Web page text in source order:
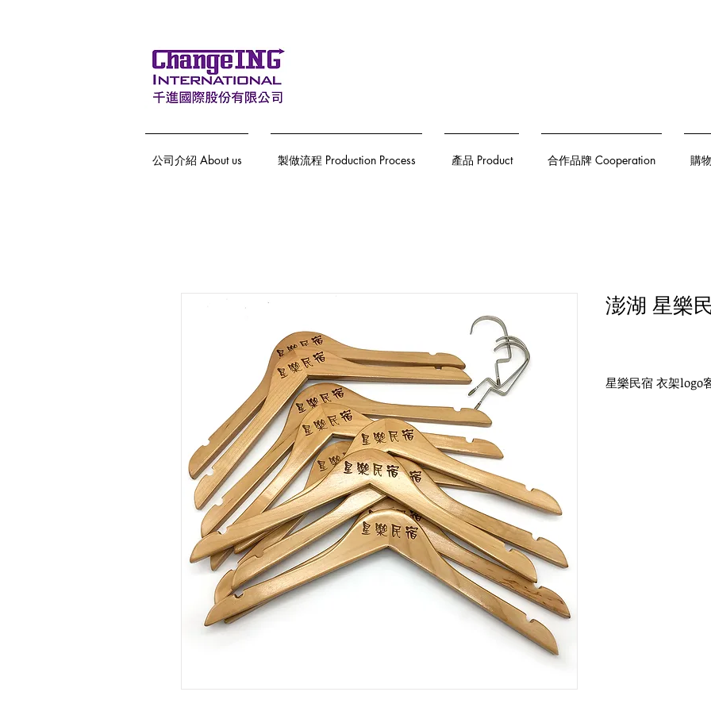
公司介紹 About us 製做流程 Production Process 產品 Product 合作品牌 Cooperation 購
澎湖 星樂
星樂民宿 衣架logo